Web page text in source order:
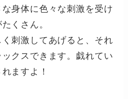
身体に色々な刺激を受け
くさん。
刺激してあげると、それ
クスできます。戯れてい
ますよ！